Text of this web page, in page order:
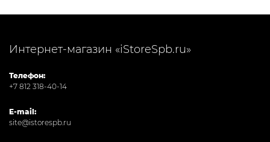
Интернет-магазин «iStoreSpb.ru»
Телефон:
+7 812 318-40-14
E-mail:
site@istorespb.ru